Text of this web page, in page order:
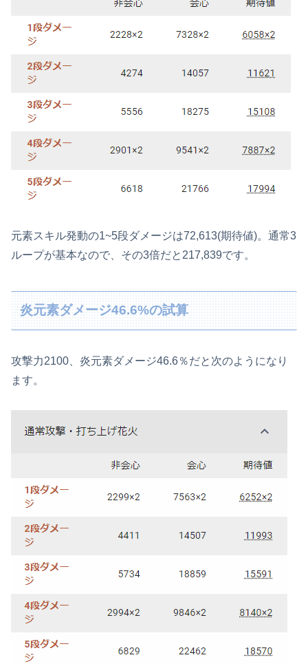
元素スキル発動の1~5段ダメージは72,613(期待値)。通常3
ループが基本なので、その3倍だと217,839です。
炎元素ダメージ46.6%の試算
攻撃力2100、炎元素ダメージ46.6％だと次のようになり
ます。